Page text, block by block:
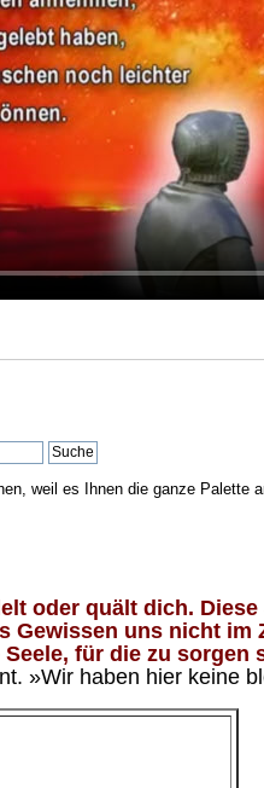
weil es Ihnen die ganze Palette
oder quält dich.
Gewissen uns nicht
für die zu sorgen
»Wir haben hier keine